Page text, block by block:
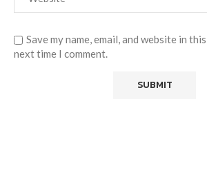
Save my name, email, and website in
next time I comment.